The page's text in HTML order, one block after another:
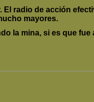
radio de acción
mayores.
la mina, si es que fue